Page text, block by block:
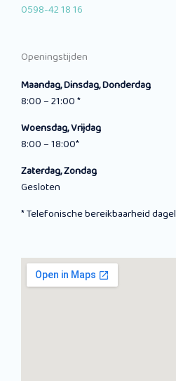
0598-42 18 16
Openingstijden
Maandag, Dinsdag, Donderdag
8:00 – 21:00 *
Woensdag, Vrijdag
8:00 – 18:00*
Zaterdag, Zondag
Gesloten
* Telefonische bereikbaarheid